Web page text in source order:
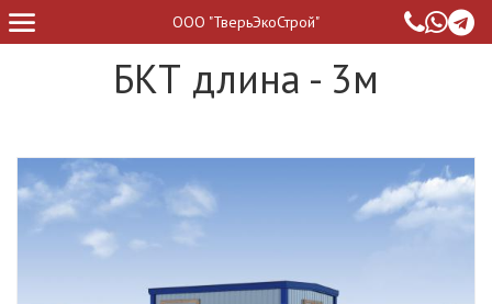
ООО "ТверьЭкоСтрой"
БКТ длина - 3м